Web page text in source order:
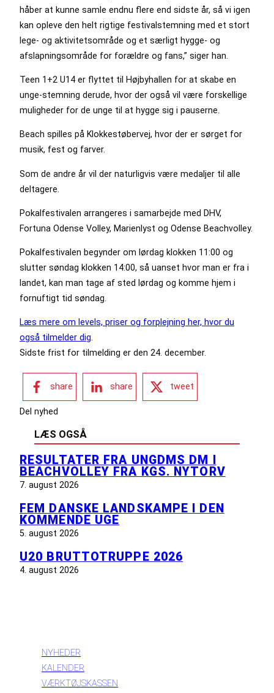
håber at kunne samle endnu flere end sidste år, så vi igen
kan opleve den helt rigtige festivalstemning med et stort
lege- og aktivitetsområde og et særligt hygge- og
afslapningsområde for forældre og fans,” siger han.
Teen 1+2 U14 er flyttet til Højbyhallen for at skabe en
unge-stemning derude, hvor der også vil være forskellige
muligheder for de unge til at hygge sig i pauserne.
Beach spilles på Klokkestøbervej, hvor der er sørget for
musik, fest og farver.
Som de andre år vil der naturligvis være medaljer til alle
deltagere.
Pokalfestivalen arrangeres i samarbejde med DHV,
Fortuna Odense Volley, Marienlyst og Odense Beachvolley.
Pokalfestivalen begynder om lørdag klokken 11:00 og
slutter søndag klokken 14:00, så uanset hvor man er fra i
landet, kan man tage af sted lørdag og komme hjem i
fornuftigt tid søndag.
Læs mere om levels, priser og forplejning her, hvor du
også tilmelder dig.
Sidste frist for tilmelding er den 24. december.
share share tweet
Del nyhed
LÆS OGSÅ
RESULTATER FRA UNGDMS DM I
BEACHVOLLEY FRA KGS. NYTORV
7. august 2026
FEM DANSKE LANDSKAMPE I DEN
KOMMENDE UGE
5. august 2026
U20 BRUTTOTRUPPE 2026
4. august 2026
NYHEDER
KALENDER
VÆRKTØJSKASSEN